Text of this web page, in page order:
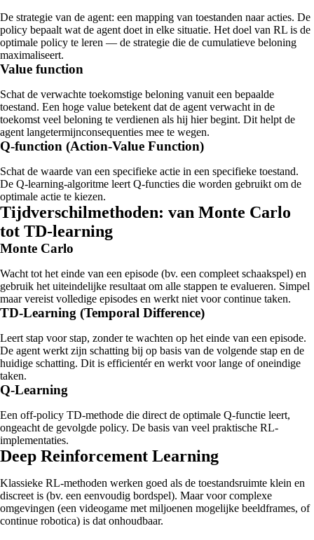
De strategie van de agent: een mapping van toestanden naar acties. De
policy bepaalt wat de agent doet in elke situatie. Het doel van RL is de
optimale policy te leren — de strategie die de cumulatieve beloning
maximaliseert.
Value function
Schat de verwachte toekomstige beloning vanuit een bepaalde
toestand. Een hoge value betekent dat de agent verwacht in de
toekomst veel beloning te verdienen als hij hier begint. Dit helpt de
agent langetermijnconsequenties mee te wegen.
Q-function (Action-Value Function)
Schat de waarde van een specifieke actie in een specifieke toestand.
De Q-learning-algoritme leert Q-functies die worden gebruikt om de
optimale actie te kiezen.
Tijdverschilmethoden: van Monte Carlo
tot TD-learning
Monte Carlo
Wacht tot het einde van een episode (bv. een compleet schaakspel) en
gebruik het uiteindelijke resultaat om alle stappen te evalueren. Simpel
maar vereist volledige episodes en werkt niet voor continue taken.
TD-Learning (Temporal Difference)
Leert stap voor stap, zonder te wachten op het einde van een episode.
De agent werkt zijn schatting bij op basis van de volgende stap en de
huidige schatting. Dit is efficientér en werkt voor lange of oneindige
taken.
Q-Learning
Een off-policy TD-methode die direct de optimale Q-functie leert,
ongeacht de gevolgde policy. De basis van veel praktische RL-
implementaties.
Deep Reinforcement Learning
Klassieke RL-methoden werken goed als de toestandsruimte klein en
discreet is (bv. een eenvoudig bordspel). Maar voor complexe
omgevingen (een videogame met miljoenen mogelijke beeldframes, of
continue robotica) is dat onhoudbaar.